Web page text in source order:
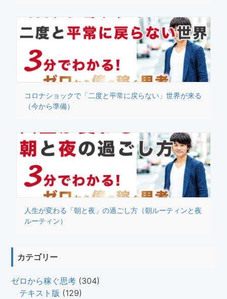
コロナショックで「二度と平常に戻らない」世界が来る
（今から準備）
人生が変わる「朝と夜」の過ごし方（朝ルーティンと夜
ルーティン）
カテゴリー
ゼロから稼ぐ思考 (304)
テキスト版 (129)